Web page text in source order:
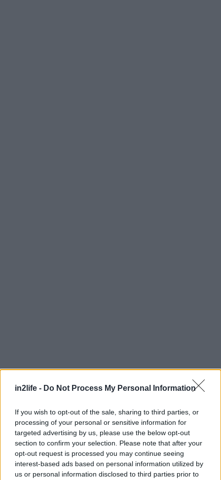
in2life - Do Not Process My Personal Information
If you wish to opt-out of the sale, sharing to third parties, or
processing of your personal or sensitive information for
targeted advertising by us, please use the below opt-out
section to confirm your selection. Please note that after your
opt-out request is processed you may continue seeing
interest-based ads based on personal information utilized by
us or personal information disclosed to third parties prior to